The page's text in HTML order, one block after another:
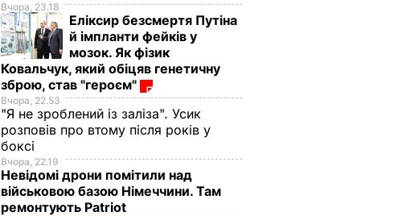
Вчора, 23.18
Еліксир безсмертя Путіна
й імпланти фейків у
мозок. Як фізик
Ковальчук, який обіцяв генетичну
зброю, став "героєм"
Вчора, 22.53
"Я не зроблений із заліза". Усик
розповів про втому після років у
боксі
Вчора, 22.19
Невідомі дрони помітили над
військовою базою Німеччини. Там
ремонтують Patriot